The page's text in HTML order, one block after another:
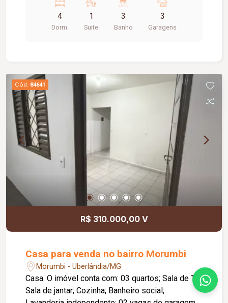
independente; Varanda gourmet ampla com
banheiro externo; Canil; Quintal amplo; 03 a 04
vagas de garagem; Diferenciais: Ambientes bem
opção para quem busca espaço, qualidade de
vida e funcionalidade.
4
Dorm.
1
Suite
3
Banho
3
Garagens
Cód. 84641
R$ 310.000,00 V
Casa para venda no bairro Morumbi
Morumbi - Uberlândia/MG
Casa. O imóvel conta com: 03 quartos; Sala de TV;
Sala de jantar; Cozinha; Banheiro social;